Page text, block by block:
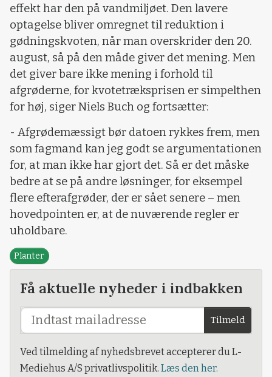
effekt har den på vandmiljøet. Den lavere
optagelse bliver omregnet til reduktion i
gødningskvoten, når man overskrider den 20.
august, så på den måde giver det mening. Men
det giver bare ikke mening i forhold til
afgrøderne, for kvotetræksprisen er simpelthen
for høj, siger Niels Buch og fortsætter:
- Afgrødemæssigt bør datoen rykkes frem, men
som fagmand kan jeg godt se argumentationen
for, at man ikke har gjort det. Så er det måske
bedre at se på andre løsninger, for eksempel
flere efterafgrøder, der er sået senere – men
hovedpointen er, at de nuværende regler er
uholdbare.
Planter
Få aktuelle nyheder i indbakken
Tilmeld
Ved tilmelding af nyhedsbrevet accepterer du L-
Mediehus A/S privatlivspolitik. Læs den her.